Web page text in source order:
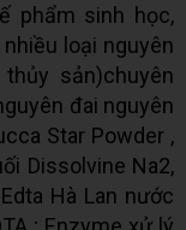
phẩm sinh học,
loại nguyên
sản)chuyên
đai nguyên
Star Powder ,
Dissolvine Na2,
Hà Lan nước